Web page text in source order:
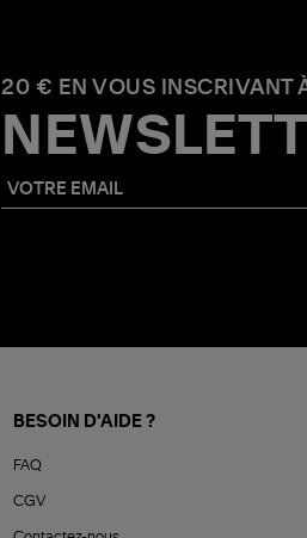
20 € EN VOUS INSCRIVANT
BESOIN D'AIDE ?
FAQ
CGV